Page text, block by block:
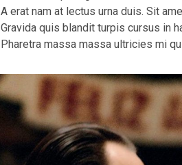
A erat nam at lectus urna duis. Sit
Gravida quis blandit turpis cursus in
Pharetra massa massa ultricies mi